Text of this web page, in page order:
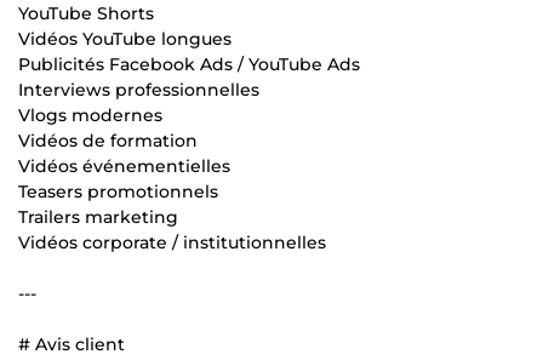
YouTube Shorts
Vidéos YouTube longues
Publicités Facebook Ads / YouTube Ads
Interviews professionnelles
Vlogs modernes
Vidéos de formation
Vidéos événementielles
Teasers promotionnels
Trailers marketing
Vidéos corporate / institutionnelles
---
# Avis client